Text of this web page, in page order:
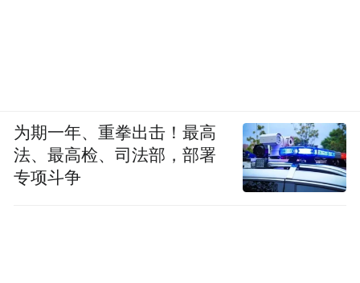
为期一年、重拳出击！最高
法、最高检、司法部，部署
专项斗争